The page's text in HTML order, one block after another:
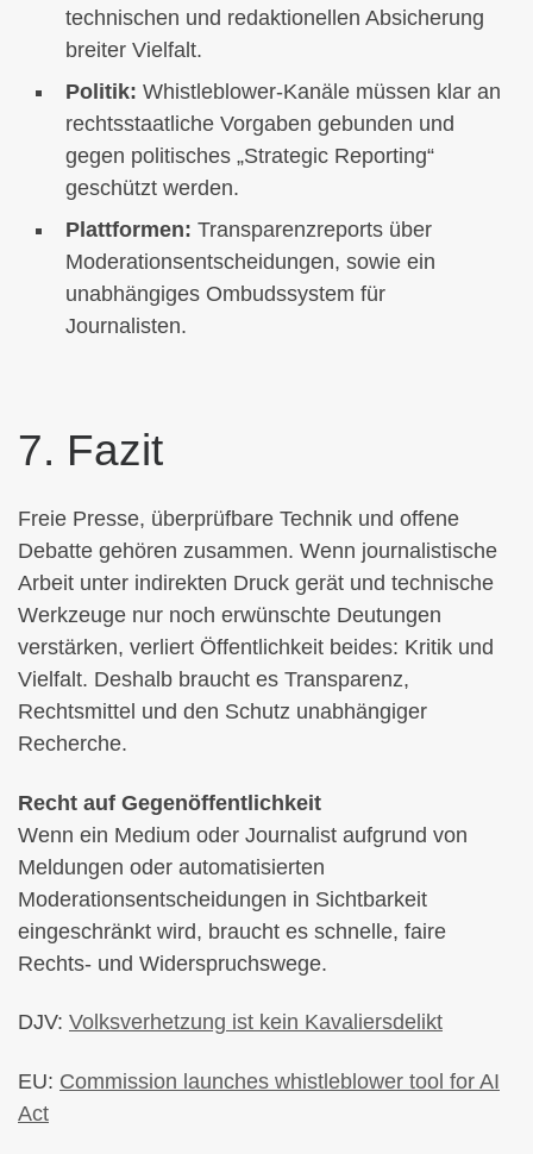
technischen und redaktionellen Absicherung
breiter Vielfalt.
Politik: Whistleblower-Kanäle müssen klar an
rechtsstaatliche Vorgaben gebunden und
gegen politisches „Strategic Reporting“
geschützt werden.
Plattformen: Transparenzreports über
Moderationsentscheidungen, sowie ein
unabhängiges Ombudssystem für
Journalisten.
7. Fazit
Freie Presse, überprüfbare Technik und offene
Debatte gehören zusammen. Wenn journalistische
Arbeit unter indirekten Druck gerät und technische
Werkzeuge nur noch erwünschte Deutungen
verstärken, verliert Öffentlichkeit beides: Kritik und
Vielfalt. Deshalb braucht es Transparenz,
Rechtsmittel und den Schutz unabhängiger
Recherche.
Recht auf Gegenöffentlichkeit
Wenn ein Medium oder Journalist aufgrund von
Meldungen oder automatisierten
Moderationsentscheidungen in Sichtbarkeit
eingeschränkt wird, braucht es schnelle, faire
Rechts- und Widerspruchswege.
DJV: Volksverhetzung ist kein Kavaliersdelikt
EU: Commission launches whistleblower tool for AI
Act